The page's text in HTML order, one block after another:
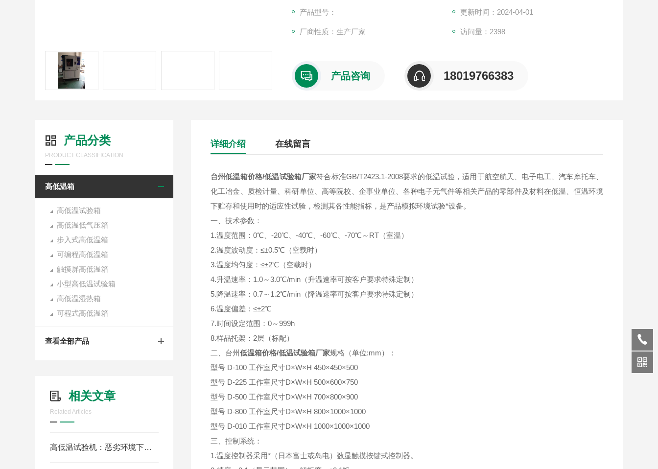
产品型号： 更新时间：2024-04-01
厂商性质：生产厂家 访问量：2398
产品咨询 18019766383
产品分类
PRODUCT CLASSIFICATION
高低温箱
高低温试验箱
高低温低气压箱
步入式高低温箱
可编程高低温箱
触摸屏高低温箱
小型高低温试验箱
高低温湿热箱
可程式高低温箱
查看全部产品
相关文章
Related Articles
高低温试验机：恶劣环境下的品质守护者
详细介绍 在线留言
台州低温箱价格/低温试验箱厂家符合标准GB/T2423.1-2008要求的低温试验，适用于航空航天、电子电工、汽车摩托车、
化工冶金、质检计量、科研单位、高等院校、企事业单位、各种电子元气件等相关产品的零部件及材料在低温、恒温环境
下贮存和使用时的适应性试验，检测其各性能指标，是产品模拟环境试验*设备。
一、技术参数：
1.温度范围：0℃、-20℃、-40℃、-60℃、-70℃～RT（室温）
2.温度波动度：≤±0.5℃（空载时）
3.温度均匀度：≤±2℃（空载时）
4.升温速率：1.0～3.0℃/min（升温速率可按客户要求特殊定制）
5.降温速率：0.7～1.2℃/min（降温速率可按客户要求特殊定制）
6.温度偏差：≤±2℃
7.时间设定范围：0～999h
8.样品托架：2层（标配）
二、台州低温箱价格/低温试验箱厂家规格（单位:mm）：
型号 D-100 工作室尺寸D×W×H 450×450×500
型号 D-225 工作室尺寸D×W×H 500×600×750
型号 D-500 工作室尺寸D×W×H 700×800×900
型号 D-800 工作室尺寸D×W×H 800×1000×1000
型号 D-010 工作室尺寸D×W×H 1000×1000×1000
三、控制系统：
1.温度控制器采用*（日本富士或岛电）数显触摸按键式控制器。